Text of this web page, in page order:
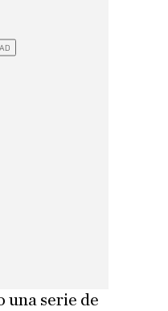
una serie de